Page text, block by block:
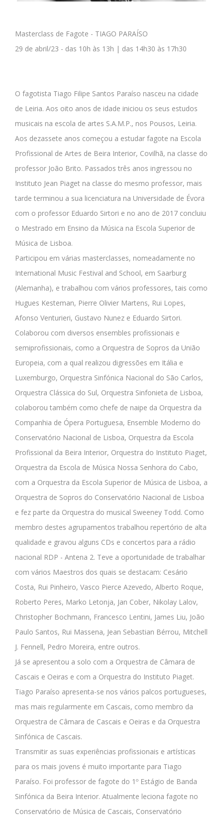
Masterclass de Fagote - TIAGO PARAÍSO
29 de abril/23 - das 10h às 13h | das 14h30 às 17h30
O fagotista Tiago Filipe Santos Paraíso nasceu na cidade
de Leiria. Aos oito anos de idade iniciou os seus estudos
musicais na escola de artes S.A.M.P., nos Pousos, Leiria.
Aos dezassete anos começou a estudar fagote na Escola
Profissional de Artes de Beira Interior, Covilhã, na classe do
professor João Brito. Passados três anos ingressou no
Instituto Jean Piaget na classe do mesmo professor, mais
tarde terminou a sua licenciatura na Universidade de Évora
com o professor Eduardo Sirtori e no ano de 2017 concluiu
o Mestrado em Ensino da Música na Escola Superior de
Música de Lisboa.
Participou em várias masterclasses, nomeadamente no
International Music Festival and School, em Saarburg
(Alemanha), e trabalhou com vários professores, tais como
Hugues Kesteman, Pierre Olivier Martens, Rui Lopes,
Afonso Venturieri, Gustavo Nunez e Eduardo Sirtori.
Colaborou com diversos ensembles profissionais e
semiprofissionais, como a Orquestra de Sopros da União
Europeia, com a qual realizou digressões em Itália e
Luxemburgo, Orquestra Sinfónica Nacional do São Carlos,
Orquestra Clássica do Sul, Orquestra Sinfonieta de Lisboa,
colaborou também como chefe de naipe da Orquestra da
Companhia de Ópera Portuguesa, Ensemble Moderno do
Conservatório Nacional de Lisboa, Orquestra da Escola
Profissional da Beira Interior, Orquestra do Instituto Piaget,
Orquestra da Escola de Música Nossa Senhora do Cabo,
com a Orquestra da Escola Superior de Música de Lisboa, a
Orquestra de Sopros do Conservatório Nacional de Lisboa
e fez parte da Orquestra do musical Sweeney Todd. Como
membro destes agrupamentos trabalhou repertório de alta
qualidade e gravou alguns CDs e concertos para a rádio
nacional RDP - Antena 2. Teve a oportunidade de trabalhar
com vários Maestros dos quais se destacam: Cesário
Costa, Rui Pinheiro, Vasco Pierce Azevedo, Alberto Roque,
Roberto Peres, Marko Letonja, Jan Cober, Nikolay Lalov,
Christopher Bochmann, Francesco Lentini, James Liu, João
Paulo Santos, Rui Massena, Jean Sebastian Bérrou, Mitchell
J. Fennell, Pedro Moreira, entre outros.
Já se apresentou a solo com a Orquestra de Câmara de
Cascais e Oeiras e com a Orquestra do Instituto Piaget.
Tiago Paraíso apresenta-se nos vários palcos portugueses,
mas mais regularmente em Cascais, como membro da
Orquestra de Câmara de Cascais e Oeiras e da Orquestra
Sinfónica de Cascais.
Transmitir as suas experiências profissionais e artísticas
para os mais jovens é muito importante para Tiago
Paraíso. Foi professor de fagote do 1º Estágio de Banda
Sinfónica da Beira Interior. Atualmente leciona fagote no
Conservatório de Música de Cascais, Conservatório